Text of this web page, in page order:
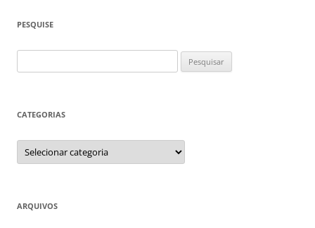
PESQUISE
por:
CATEGORIAS
Categorias
ARQUIVOS